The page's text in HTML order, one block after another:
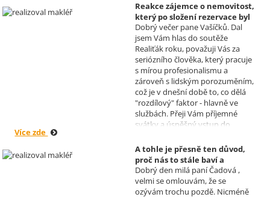
Reakce zájemce o nemovitost,
který po složení rezervace byl
nucen od koupi odstoupit.
Realizoval makléř: David
Vašíček
Dobrý večer pane Vašíčků. Dal
jsem Vám hlas do soutěže
Realiťák roku, považuji Vás za
seriózního člověka, který pracuje
s mírou profesionalismu a
zároveň s lidským porozuměním,
což je v dnešní době to, co dělá
"rozdílový" faktor - hlavně ve
službách. Přeji Vám příjemné
svátky a úspěšný vstup do
Více zde
A tohle je přesně ten důvod,
proč nás to stále baví a
naplňuje, poděkování od pana
Míška.
Realizoval makléř: Sylva
Dobrý den milá paní Čadová ,
velmi se omlouvám, že se
ozývám trochu pozdě. Nicméně